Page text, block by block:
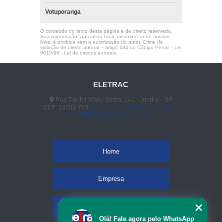
Votuporanga
O conteúdo do texto desta página é de direito reservado.
Sua reprodução, parcial ou total, mesmo citando nossos
links, é proibida sem a autorização do autor. Crime de
violação de direito autoral – artigo 184 do Código Penal – Lei
9610/98 - Lei de direitos autorais.
ELETRAC
Rua Doutor Wady Badra, 141 - Jundiaí - SP
CEP: 13202-790
(11) 4523-3890
(11) 96848-
0413
vendas@eletrac.com.br
Home
Empresa
Olá! Fale agora pelo WhatsApp